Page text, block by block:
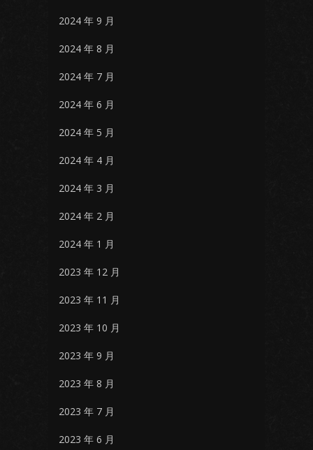
2024 年 9 月
2024 年 8 月
2024 年 7 月
2024 年 6 月
2024 年 5 月
2024 年 4 月
2024 年 3 月
2024 年 2 月
2024 年 1 月
2023 年 12 月
2023 年 11 月
2023 年 10 月
2023 年 9 月
2023 年 8 月
2023 年 7 月
2023 年 6 月